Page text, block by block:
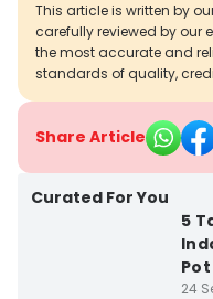
This article is written by
carefully reviewed by our
the most accurate and
standards of quality,
Share Article
Curated For You
5
24